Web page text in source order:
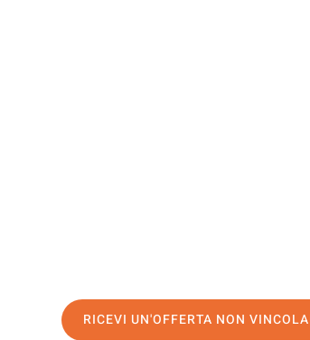
RICEVI UN'OFFERTA NON